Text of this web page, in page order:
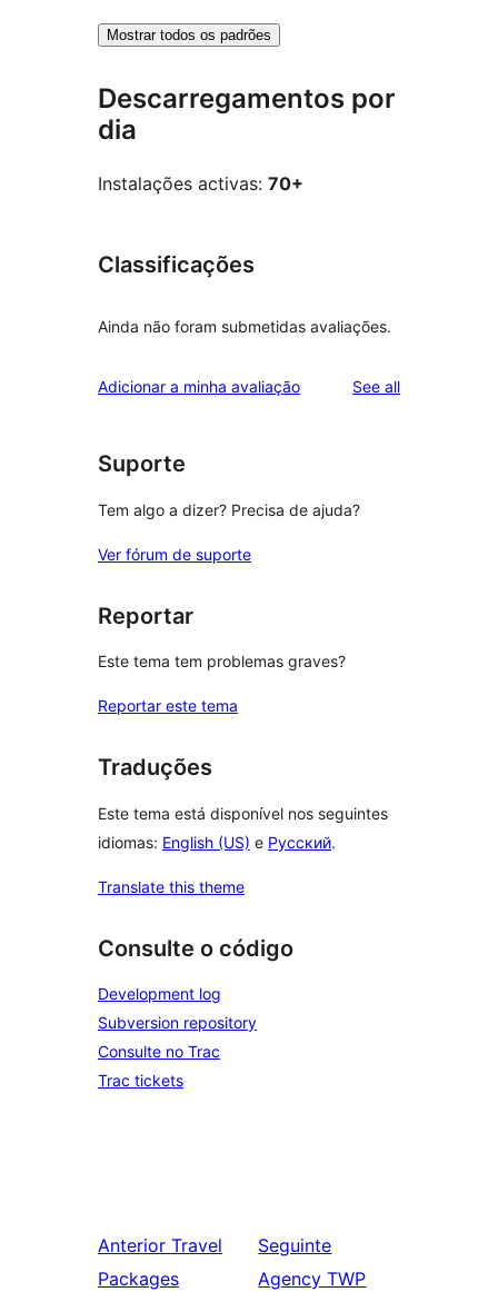
Mostrar todos os padrões
Descarregamentos por
dia
Instalações activas: 70+
Classificações
Ainda não foram submetidas avaliações.
Adicionar a minha avaliação See allreviews
Suporte
Tem algo a dizer? Precisa de ajuda?
Ver fórum de suporte
Reportar
Este tema tem problemas graves?
Reportar este tema
Traduções
Este tema está disponível nos seguintes
idiomas: English (US) e Русский.
Translate this theme
Consulte o código
Development log
Subversion repository
Consulte no Trac
Trac tickets
Anterior Travel
Packages
Seguinte
Agency TWP